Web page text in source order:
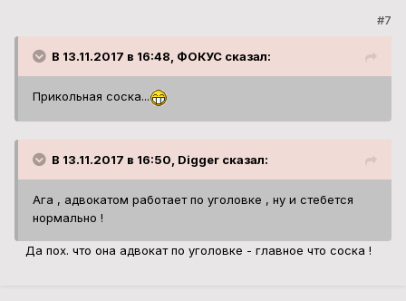
#7
В 13.11.2017 в 16:48, ФОКУС сказал:
Прикольная соска...
В 13.11.2017 в 16:50, Digger сказал:
Ага , адвокатом работает по уголовке , ну и стебется
нормально !
Да пох. что она адвокат по уголовке - главное что соска !